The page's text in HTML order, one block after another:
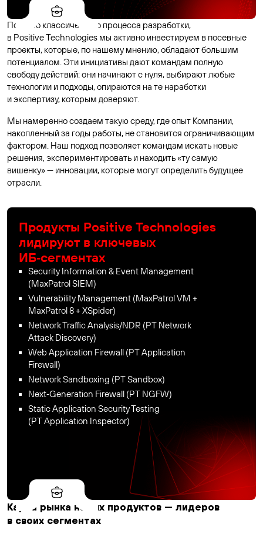
Помимо классического процесса разработки,
в Positive Technologies мы активно инвестируем в посевные
проекты, которые, по нашему мнению, обладают большим
потенциалом. Эти инициативы дают командам полную
свободу действий: они начинают с нуля, выбирают любые
технологии и подходы, опираются на те наработки
и экспертизу, которым доверяют.
Мы намеренно создаем такую среду, где опыт Компании,
накопленный за годы работы, не становится ограничивающим
фактором. Наш подход позволяет командам искать новые
решения, экспериментировать и находить «ту самую
вишенку» — инновации, которые могут определить будущее
отрасли.
Продукты Positive Technologies
лидируют в ключевых
ИБ‑сегментах
Security Information & Event Management
(MaxPatrol SIEM)
Vulnerability Management (MaxPatrol VM +
MaxPatrol 8 + XSpider)
Network Traffic Analysis/NDR (PT Network
Attack Discovery)
Web Application Firewall (PT Application
Firewall)
Network Sandboxing (PT Sandbox)
Next‑Generation Firewall (PT NGFW)
Static Application Security Testing
(PT Application Inspector)
Карта рынка наших продуктов — лидеров
в своих сегментах